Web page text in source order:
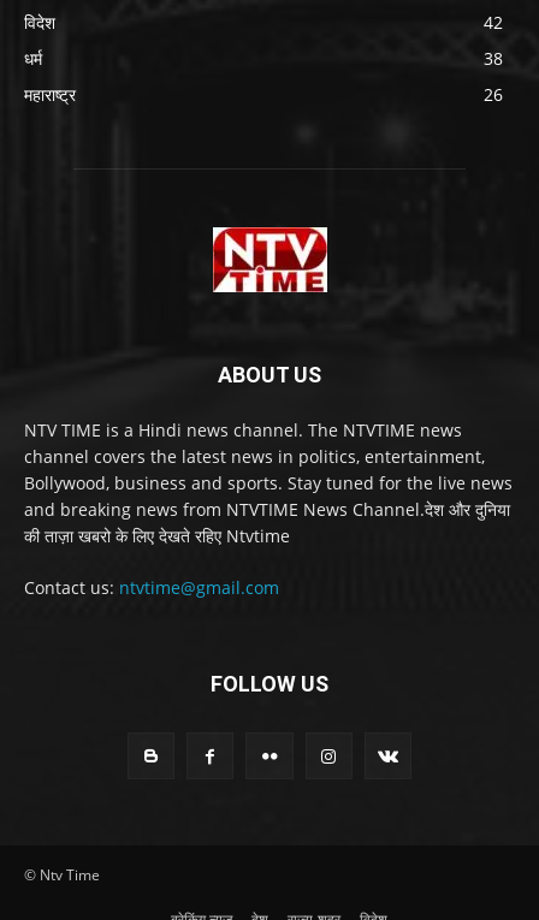
विदेश
42
धर्म
38
महाराष्ट्र
26
ABOUT US
NTV TIME is a Hindi news channel. The NTVTIME news
channel covers the latest news in politics, entertainment,
Bollywood, business and sports. Stay tuned for the live news
and breaking news from NTVTIME News Channel.देश और दुनिया
की ताज़ा खबरो के लिए देखते रहिए Ntvtime
Contact us: ntvtime@gmail.com
FOLLOW US
© Ntv Time